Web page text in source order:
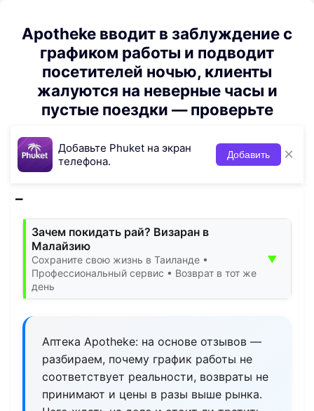
Apotheke вводит в заблуждение с
графиком работы и подводит
посетителей ночью, клиенты
жалуются на неверные часы и
пустые поездки — проверьте
Добавьте Phuket на экран
телефона.
Добавить ×
Зачем покидать рай? Визаран в
Малайзию
Сохраните свою жизнь в Таиланде •
Профессиональный сервис • Возврат в тот же
день
▼
Аптека Apotheke: на основе отзывов —
разбираем, почему график работы не
соответствует реальности, возвраты не
принимают и цены в разы выше рынка.